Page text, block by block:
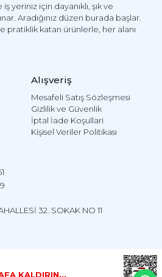
yeriniz için dayanıklı, şık ve
Aradığınız düzen burada başlar.
pratiklik katan ürünlerle, her alanı
Alışveriş
Mesafeli Satış Sözleşmesi
Gizlilik ve Güvenlik
İptal İade Koşullari
Kişisel Veriler Politikası
32. SOKAK NO 11
KALDIRIN...